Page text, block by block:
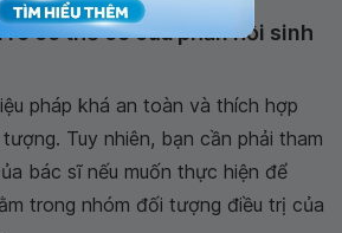
ro có thể có của phản hồi sinh
pháp khá an toàn và thích hợp
Tuy nhiên, bạn cần phải tham
bác sĩ nếu muốn thực hiện để
trong nhóm đối tượng điều trị của